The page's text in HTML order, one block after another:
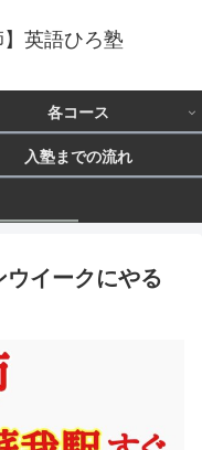
】英語ひろ塾
各コース
入塾までの流れ
ウイークにやる